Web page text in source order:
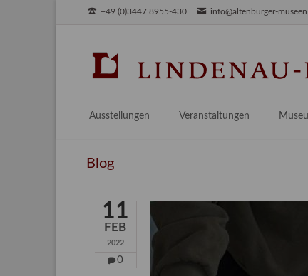
+49 (0)3447 8955-430 info@altenburger-
Ausstellungen
Aktuell
Veranstaltungen
Blog
11
FEB
2022
0